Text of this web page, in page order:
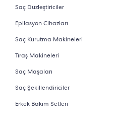
Saç Düzleştiriciler
Epilasyon Cihazları
Saç Kurutma Makineleri
Tıraş Makineleri
Saç Maşaları
Saç Şekillendiriciler
Erkek Bakım Setleri